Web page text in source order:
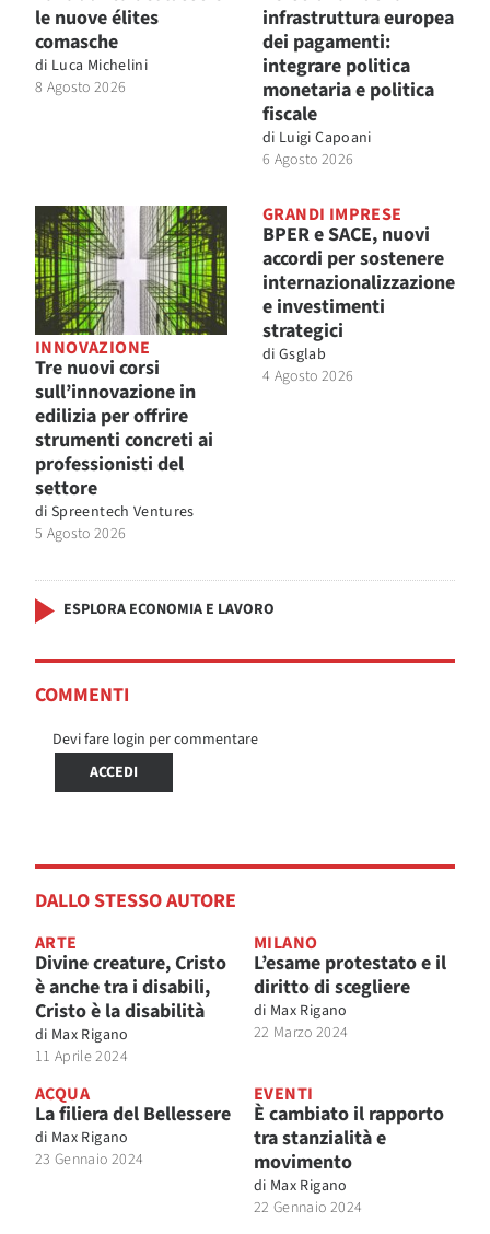
le nuove élites
comasche
di Luca Michelini
8 Agosto 2026
infrastruttura europea
dei pagamenti:
integrare politica
monetaria e politica
fiscale
di Luigi Capoani
6 Agosto 2026
INNOVAZIONE
Tre nuovi corsi
sull’innovazione in
edilizia per offrire
strumenti concreti ai
professionisti del
settore
di Spreentech Ventures
5 Agosto 2026
GRANDI IMPRESE
BPER e SACE, nuovi
accordi per sostenere
internazionalizzazione
e investimenti
strategici
di Gsglab
4 Agosto 2026
ESPLORA ECONOMIA E LAVORO
COMMENTI
Devi fare login per commentare
ACCEDI
DALLO STESSO AUTORE
ARTE
Divine creature, Cristo
è anche tra i disabili,
Cristo è la disabilità
di Max Rigano
11 Aprile 2024
MILANO
L’esame protestato e il
diritto di scegliere
di Max Rigano
22 Marzo 2024
ACQUA
La filiera del Bellessere
di Max Rigano
23 Gennaio 2024
EVENTI
È cambiato il rapporto
tra stanzialità e
movimento
di Max Rigano
22 Gennaio 2024